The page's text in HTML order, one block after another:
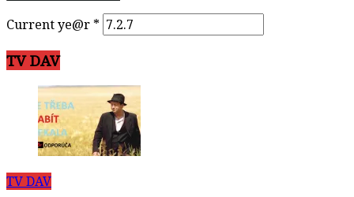
Current ye@r *
TV DAV
TV DAV